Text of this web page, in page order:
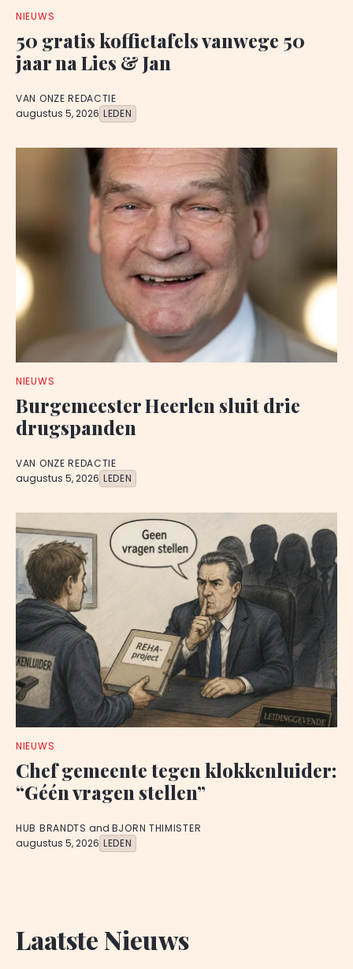
NIEUWS
50 gratis koffietafels vanwege 50
jaar na Lies & Jan
VAN ONZE REDACTIE
augustus 5, 2026 LEDEN
NIEUWS
Burgemeester Heerlen sluit drie
drugspanden
VAN ONZE REDACTIE
augustus 5, 2026 LEDEN
NIEUWS
Chef gemeente tegen klokkenluider:
“Géén vragen stellen”
HUB BRANDTS and BJORN THIMISTER
augustus 5, 2026 LEDEN
Laatste Nieuws